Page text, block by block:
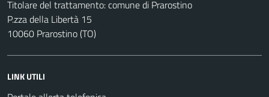
Titolare del trattamento: comune di Prarostino
P.zza della Libertà 15
10060 Prarostino (TO)
LINK UTILI